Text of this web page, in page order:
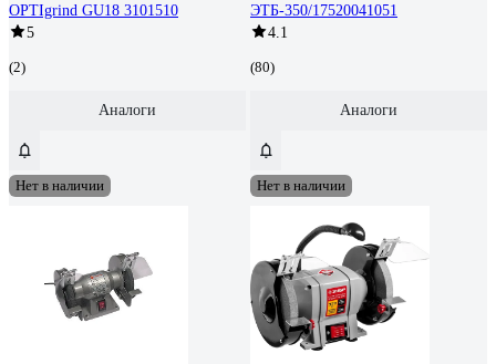
OPTIgrind GU18 3101510
5
(2)
Аналоги
ЭТБ-350/17520041051
4.1
(80)
Аналоги
Нет в наличии Нет в наличии